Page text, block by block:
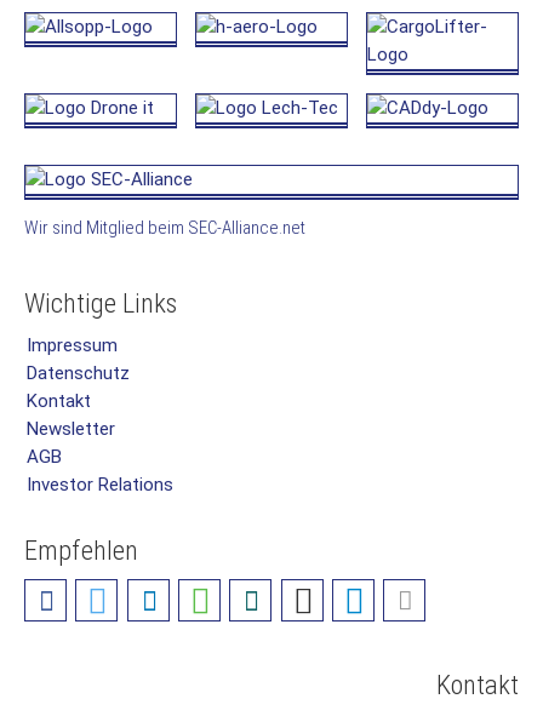
Wir sind Mitglied beim SEC-Alliance.net
Wichtige Links
Impressum
Datenschutz
Kontakt
Newsletter
AGB
Investor Relations
Empfehlen
Kontakt